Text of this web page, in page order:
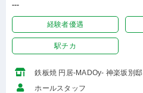
---
経験者優遇
駅チカ
鉄板焼 円居-MADOy- 神楽坂別邸
ホールスタッフ